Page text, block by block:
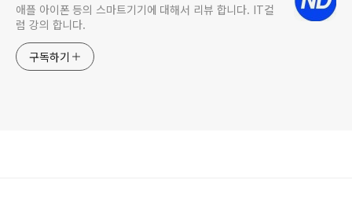
애플 아이폰 등의 스마트기기에 대해서 리뷰 합니다. IT컬
럼 강의 합니다.
구독하기